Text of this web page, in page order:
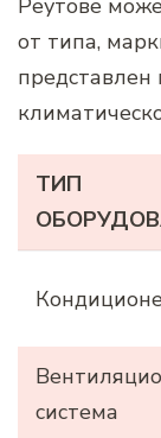
Реутове
от типа,
ТИП
система